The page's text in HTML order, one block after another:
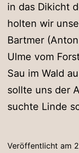
in das Dikicht
holten wir
Bartmer
Ulme vom
Sau im Wald
sollte uns der
suchte Linde
Veröffentlicht am